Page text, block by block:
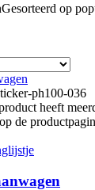
Gesorteerd op
heeft
de